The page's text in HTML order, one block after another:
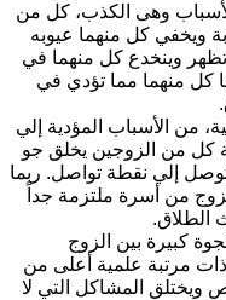
وهى الكذب، كل من
ويخفي كل منهما عيوبه
وينخدع كل منهما في
كل منهما مما تؤدي في
من الأسباب المؤدية إلي
كل من الزوجين يخلق جو
إلي نقطة تواصل. ربما
من أسرة ملتزمة جداً
الطلاق.
كبيرة بين الزوج
مرتبة علمية أعلى من
ويختلق المشاكل التي لا